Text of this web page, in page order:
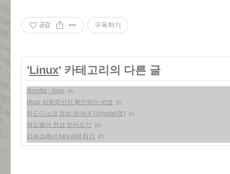
공감 구독하기
'Linux' 카테고리의 다른 글
ifconfig --help (0)
dhcp 작동중인지 확인하는 방법 (0)
하드디스크 정보 얻어내기(model명) (0)
하드웨어 정보 받아오기 (0)
리눅스에서 hex edit 하기 (0)